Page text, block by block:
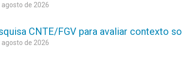
agosto de 2026
CNTE/FGV para avaliar contexto
agosto de 2026